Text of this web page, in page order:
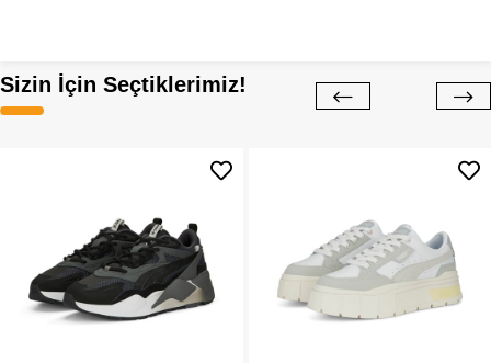
Sizin İçin Seçtiklerimiz!